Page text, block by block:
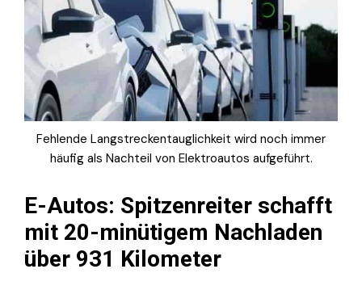
Fehlende Langstreckentauglichkeit wird noch immer
häufig als Nachteil von Elektroautos aufgeführt.
E-Autos: Spitzenreiter schafft
mit 20-minütigem Nachladen
über 931 Kilometer